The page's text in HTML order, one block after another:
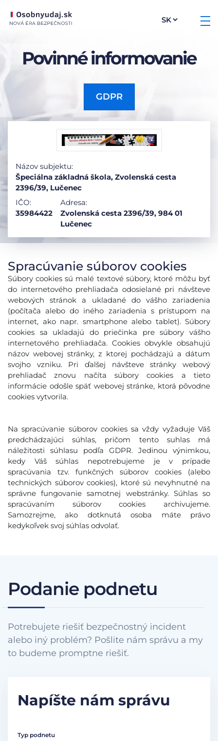
Povinné informovanie
GDPR
Názov subjektu:
Špeciálna základná škola, Zvolenská cesta
2396/39, Lučenec
IČO:
35984422
Adresa:
Zvolenská cesta 2396/39, 984 01
Lučenec
Spracúvanie súborov cookies
Súbory cookies sú malé textové súbory, ktoré môžu byť
do internetového prehliadača odosielané pri návšteve
webových stránok a ukladané do vášho zariadenia
(počítača alebo do iného zariadenia s prístupom na
internet, ako napr. smartphone alebo tablet). Súbory
cookies sa ukladajú do priečinka pre súbory vášho
internetového prehliadača. Cookies obvykle obsahujú
názov webovej stránky, z ktorej pochádzajú a dátum
svojho vzniku. Pri ďalšej návšteve stránky webový
prehliadač znovu načíta súbory cookies a tieto
informácie odošle späť webovej stránke, ktorá pôvodne
cookies vytvorila.
Na spracúvanie súborov cookies sa vždy vyžaduje Váš
predchádzajúci súhlas, pričom tento suhlas má
náležitosti súhlasu podľa GDPR. Jedinou výnimkou,
kedy Váš súhlas nepotrebujeme je v prípade
spracúvania tzv. funkčných súborov cookies (alebo
technických súborov cookies), ktoré sú nevyhnutné na
správne fungovanie samotnej webstránky. Súhlas so
spracúvaním súborov cookies archivujeme.
Samozrejme, ako dotknutá osoba máte právo
kedykoľvek svoj súhlas odvolať.
Podanie podnetu
Potrebujete riešiť bezpečnostný incident
alebo iný problém? Pošlite nám správu a my
to budeme promptne riešiť.
Napíšte nám správu
Typ podnetu